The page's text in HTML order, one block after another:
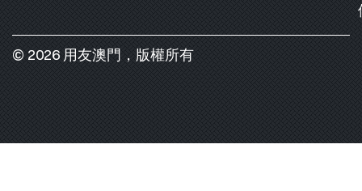
© 2026 用友澳門，版權所有